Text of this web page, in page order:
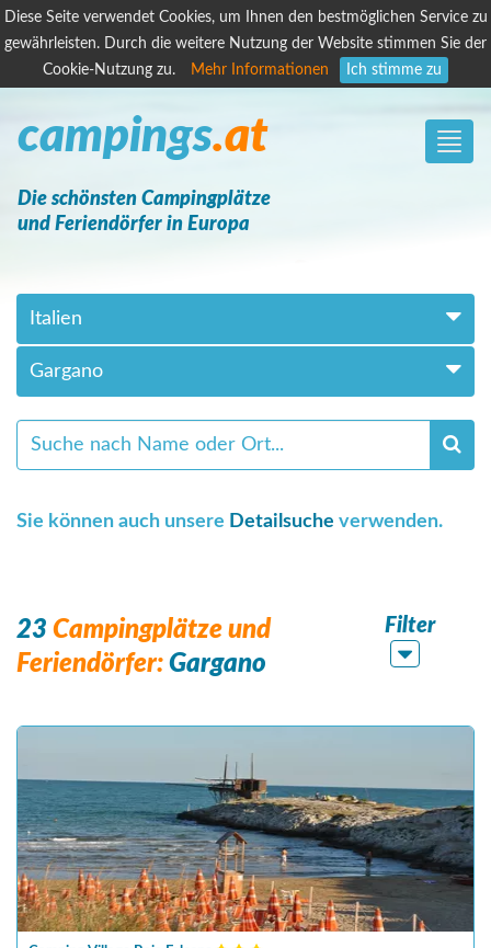
Diese Seite verwendet Cookies, um Ihnen den bestmöglichen Service zu
gewährleisten. Durch die weitere Nutzung der Website stimmen Sie der
Cookie-Nutzung zu.
Mehr Informationen Ich stimme zu
Toggle
campings.at
Die schönsten Campingplätze
und Feriendörfer in Europa
Italien
Gargano
Sie können auch unsere Detailsuche verwenden.
23 Campingplätze und
Feriendörfer: Gargano
Filter